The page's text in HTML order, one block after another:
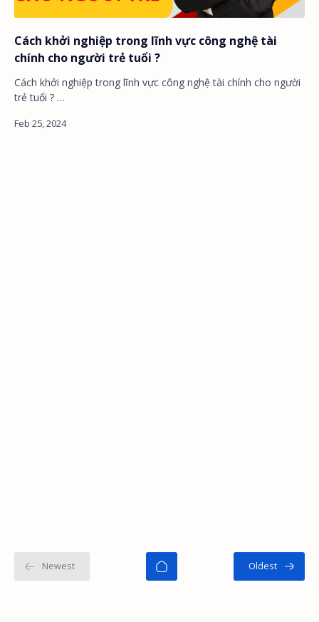
Cách khởi nghiệp trong lĩnh vực công nghệ tài
chính cho người trẻ tuổi ?
Cách khởi nghiệp trong lĩnh vực công nghệ tài chính cho người
trẻ tuổi ? …